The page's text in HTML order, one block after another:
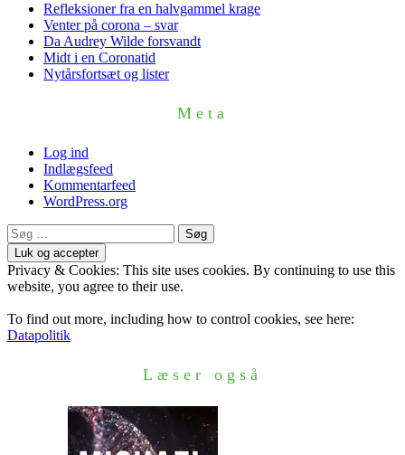
Refleksioner fra en halvgammel krage
Venter på corona – svar
Da Audrey Wilde forsvandt
Midt i en Coronatid
Nytårsfortsæt og lister
Meta
Log ind
Indlægsfeed
Kommentarfeed
WordPress.org
Søg
efter:
Privacy & Cookies: This site uses cookies. By continuing to use this
website, you agree to their use.
To find out more, including how to control cookies, see here:
Datapolitik
Læser også